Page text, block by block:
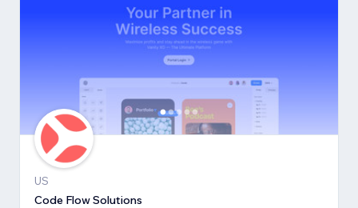
US
Code Flow Solutions